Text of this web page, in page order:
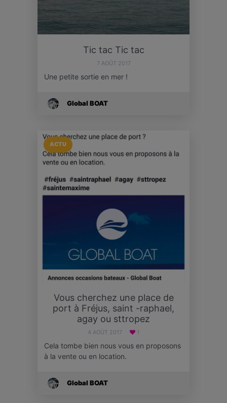
Tic tac Tic tac
7 AOÛT 2017
Une petite sortie en mer !
Global BOAT
ACTU
Vous cherchez une place de
port à Fréjus, saint -raphael,
agay ou sttropez
4 AOÛT 2017 1
Cela tombe bien nous vous en proposons
à la vente ou en location.
Global BOAT